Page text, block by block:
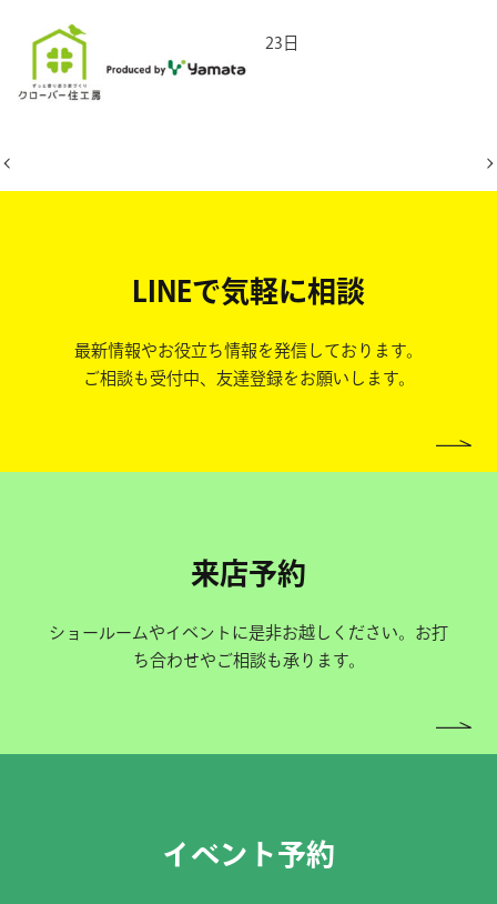
2026年3月23日
LINEで気軽に相談
最新情報やお役立ち情報を発信しております。
ご相談も受付中、友達登録をお願いします。
来店予約
ショールームやイベントに是非お越しください。お打
ち合わせやご相談も承ります。
イベント予約